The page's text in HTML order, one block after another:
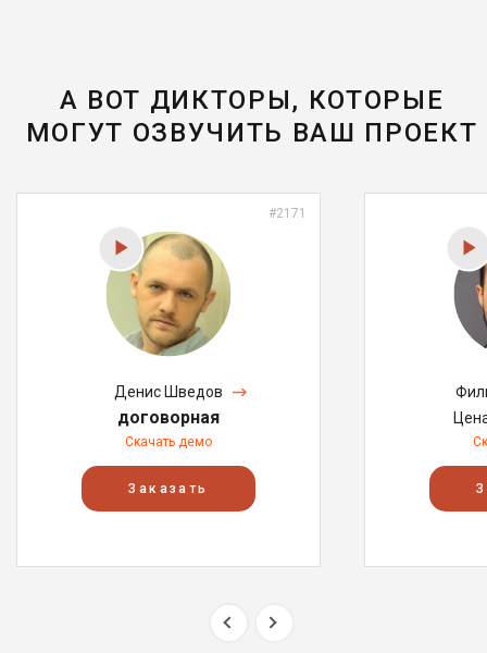
А ВОТ ДИКТОРЫ, КОТОРЫЕ
МОГУТ ОЗВУЧИТЬ ВАШ ПРОЕКТ
#2171
Денис Шведов
договорная
Скачать демо
Заказать